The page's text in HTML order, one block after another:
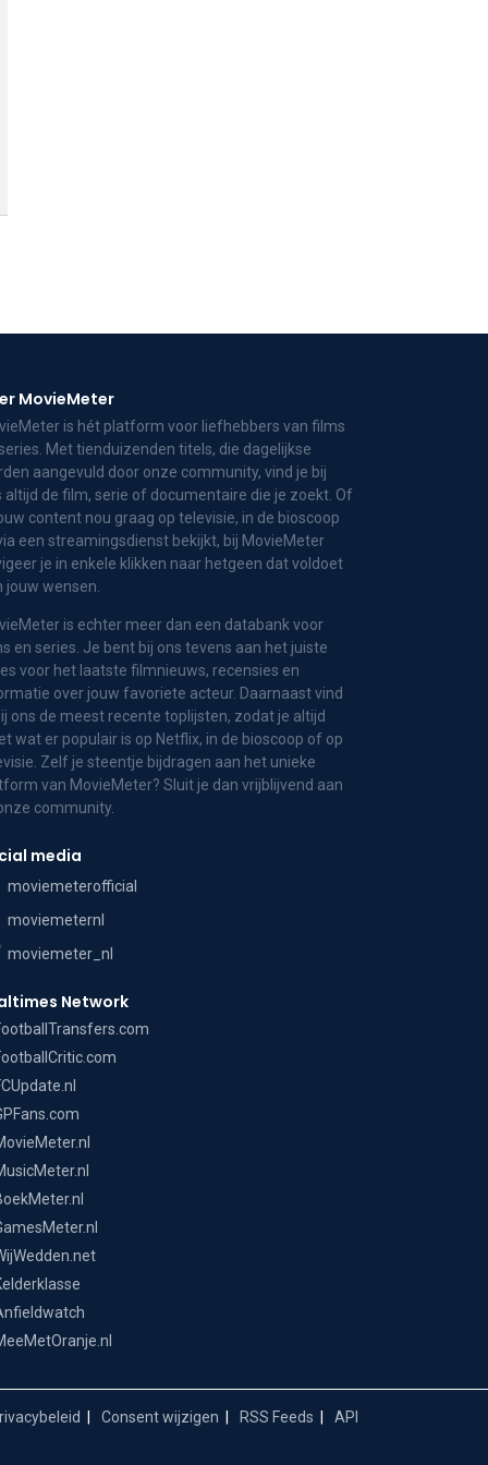
MovieMeter
is hét platform voor liefhebbers van films
Met tienduizenden titels, die dagelijkse
aangevuld door onze community, vind je bij
altijd de film, serie of documentaire die je zoekt. Of
content nou graag op televisie, in de bioscoop
een streamingsdienst bekijkt, bij MovieMeter
je in enkele klikken naar hetgeen dat voldoet
jouw wensen.
is echter meer dan een databank voor
en series. Je bent bij ons tevens aan het juiste
voor het laatste filmnieuws, recensies en
over jouw favoriete acteur. Daarnaast vind
ons de meest recente toplijsten, zodat je altijd
wat er populair is op Netflix, in de bioscoop of op
Zelf je steentje bijdragen aan het unieke
van MovieMeter? Sluit je dan vrijblijvend aan
community.
media
moviemeterofficial
moviemeternl
moviemeter_nl
Network
Consent wijzigen RSS Feeds API